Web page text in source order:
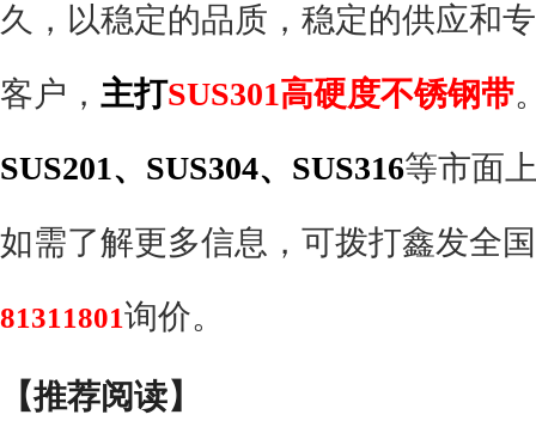
久，以稳定的品质，稳定的供应和
客户， 主打SUS301高硬度不锈钢带
SUS201、SUS304、SUS316等市面
如需了解更多信息，可拨打鑫发全
81311801询价。
【推荐阅读】